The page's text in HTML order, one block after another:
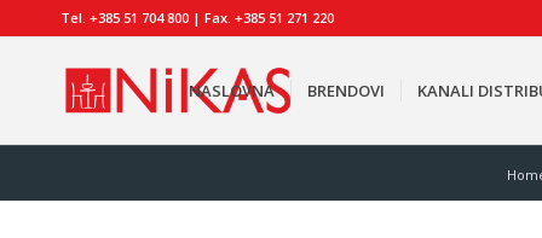
Tel. +385 51 704 800 | Fax. +385 51 271 220
NASLOVNA BRENDOVI KANALI